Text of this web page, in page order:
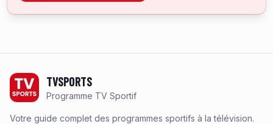
TVSPORTS
Programme TV Sportif
Votre guide complet des programmes sportifs à la télévision.